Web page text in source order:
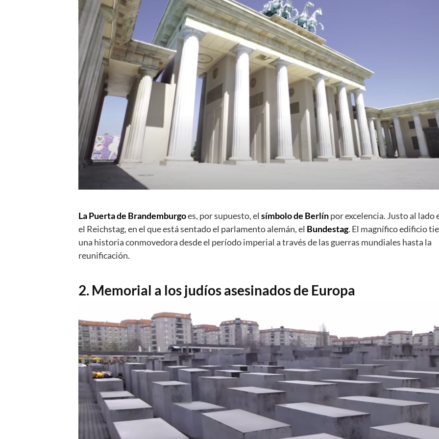
La Puerta de Brandemburgoes, por supuesto, el símbolo de Berlínpor excelencia. Justo al lado
el Reichstag, en el que está sentado el parlamento alemán, el Bundestag. El magnífico edificio
una historia conmovedora desde el período imperial a través de las guerras mundiales hasta la
reunificación.
2. Memorial a los judíos asesinados de Europa